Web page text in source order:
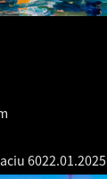
6022.01.2025